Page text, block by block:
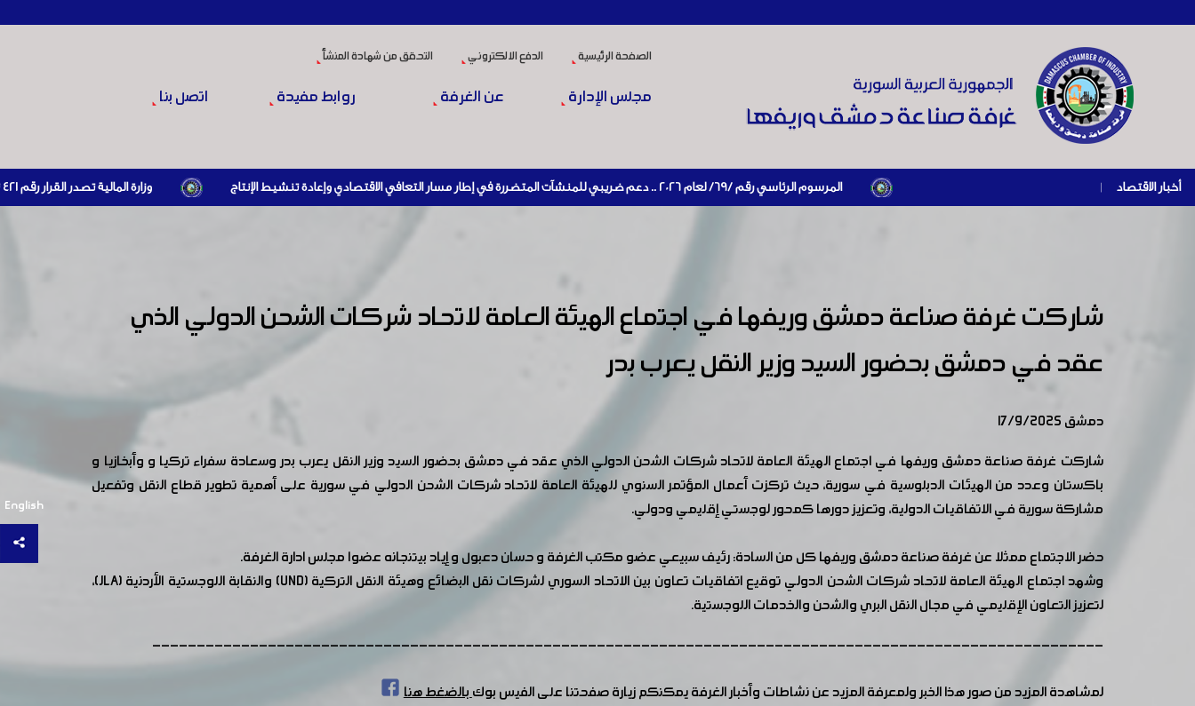
الصفحة الرئيسية الدفع الالكتروني التحقق من شهادة المنشأ
مجلس الإدارة عن الغرفة روابط مفيدة اتصل بنا
أخبار الاقتصاد | المرسوم الرئاسي رقم /69/ لعام 2026 .. دعم ضريبي للمنشآت المتضررة في إطار مسار التعافي الاقتصادي وإعادة تنشيط الإنتاج وزارة المالية تصدر القرار رقم 421 تاريخ 24/3/2026 المتضمن الزام المستوردين بإبراز براءة ذمة مالية سارية صادرة عن الهيئة العامة للضرائب والرسوم أو مديرياتها عند القيام بعمليات الاستيراد
English
شاركت غرفة صناعة دمشق وريفها في اجتماع الهيئة العامة لاتحاد شركات الشحن الدولي الذي
عقد في دمشق بحضور السيد وزير النقل يعرب بدر
دمشق 17/9/2025
شاركت غرفة صناعة دمشق وريفها في اجتماع الهيئة العامة لاتحاد شركات الشحن الدولي الذي عقد في دمشق بحضور السيد وزير النقل يعرب بدر وسعادة سفراء تركيا و وأبخازيا و
باكستان وعدد من الهيئات الدبلوسية في سورية، حيث تركزت أعمال المؤتمر السنوي للهيئة العامة لاتحاد شركات الشحن الدولي في سورية على أهمية تطوير قطاع النقل وتفعيل
مشاركة سورية في الاتفاقيات الدولية، وتعزيز دورها كمحور لوجستي إقليمي ودولي.
حضر الاجتماع ممثلا عن غرفة صناعة دمشق وريفها كل من السادة: رئيف سبيعي عضو مكتب الغرفة و حسان دعبول و إياد بيتنجانه عضوا مجلس ادارة الغرفة.
وشهد اجتماع الهيئة العامة لاتحاد شركات الشحن الدولي توقيع اتفاقيات تعاون بين الاتحاد السوري لشركات نقل البضائع وهيئة النقل التركية (UND) والنقابة اللوجستية الأردنية (JLA)،
لتعزيز التعاون الإقليمي في مجال النقل البري والشحن والخدمات اللوجستية.
-----------------------------------------------------------------------------------------------------------
لمشاهدة المزيد من صور هذا الخبر ولمعرفة المزيد عن نشاطات وأخبار الغرفة يمكنكم زيارة صفحتنا على الفيس بوكبالضغط هنا